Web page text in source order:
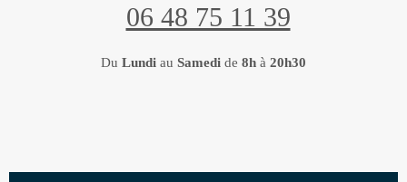
06 48 75 11 39
Du Lundi au Samedi de 8h à 20h30